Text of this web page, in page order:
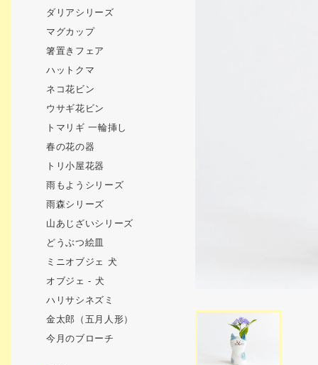
ダリアシリーズ
マグカップ
箸置きフェア
ハットクマ
ネコ花ビン
ウサギ花ビン
トマリギ 一輪挿し
春の花の器
トリ小屋花器
雨もようシリーズ
雨森シリーズ
山あじざいシリーズ
どうぶつ絵皿
ミニオブジェ 犬
オブジェ - 犬
ハリサシネズミ
金太郎（五月人形）
今月のブローチ